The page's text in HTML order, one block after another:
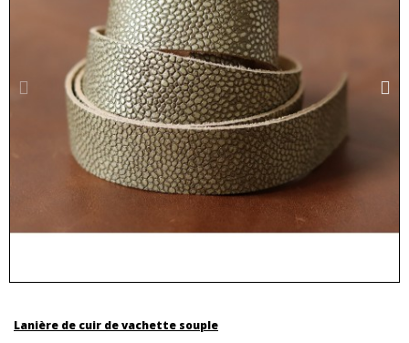
Lanière de cuir de vachette souple